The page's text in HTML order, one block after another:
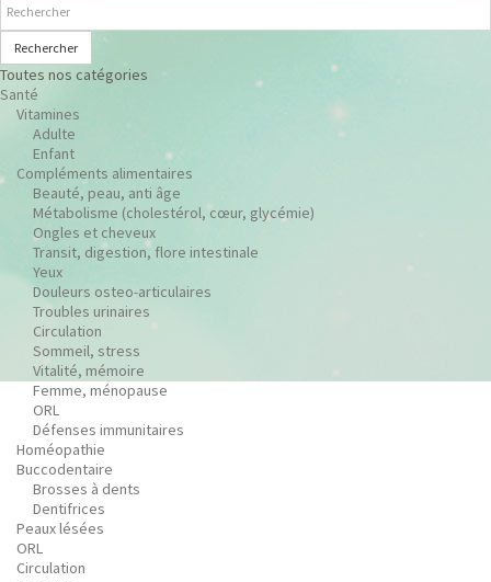
Rechercher
Toutes nos catégories
Santé
Vitamines
Adulte
Enfant
Compléments alimentaires
Beauté, peau, anti âge
Métabolisme (cholestérol, cœur, glycémie)
Ongles et cheveux
Transit, digestion, flore intestinale
Yeux
Douleurs osteo-articulaires
Troubles urinaires
Circulation
Sommeil, stress
Vitalité, mémoire
Femme, ménopause
ORL
Défenses immunitaires
Homéopathie
Buccodentaire
Brosses à dents
Dentifrices
Peaux lésées
ORL
Circulation